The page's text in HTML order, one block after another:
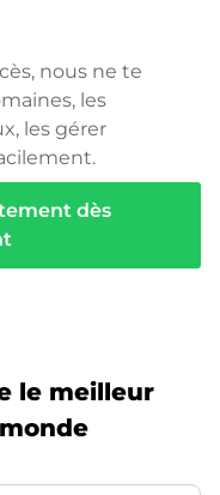
nous ne te
les
les gérer
dès
le meilleur